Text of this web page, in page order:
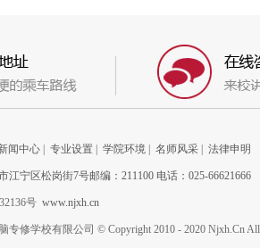
闻中心 专业设置 学院环境 名师风采 法律申明
江宁区松岗街7号邮编：211100 电话：025-66621666
号 www.njxh.cn
专修学校有限公司 © Copyright 2010 - 2020 Njxh.Cn All